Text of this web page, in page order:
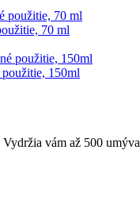
70 ml
150ml
vám až 500